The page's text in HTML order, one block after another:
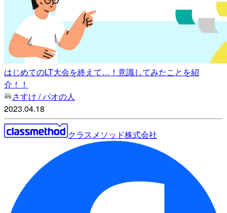
はじめてのLT大会を終えて…！意識してみたことを紹
介！！
さすけ / パオの人
2023.04.18
クラスメソッド株式会社